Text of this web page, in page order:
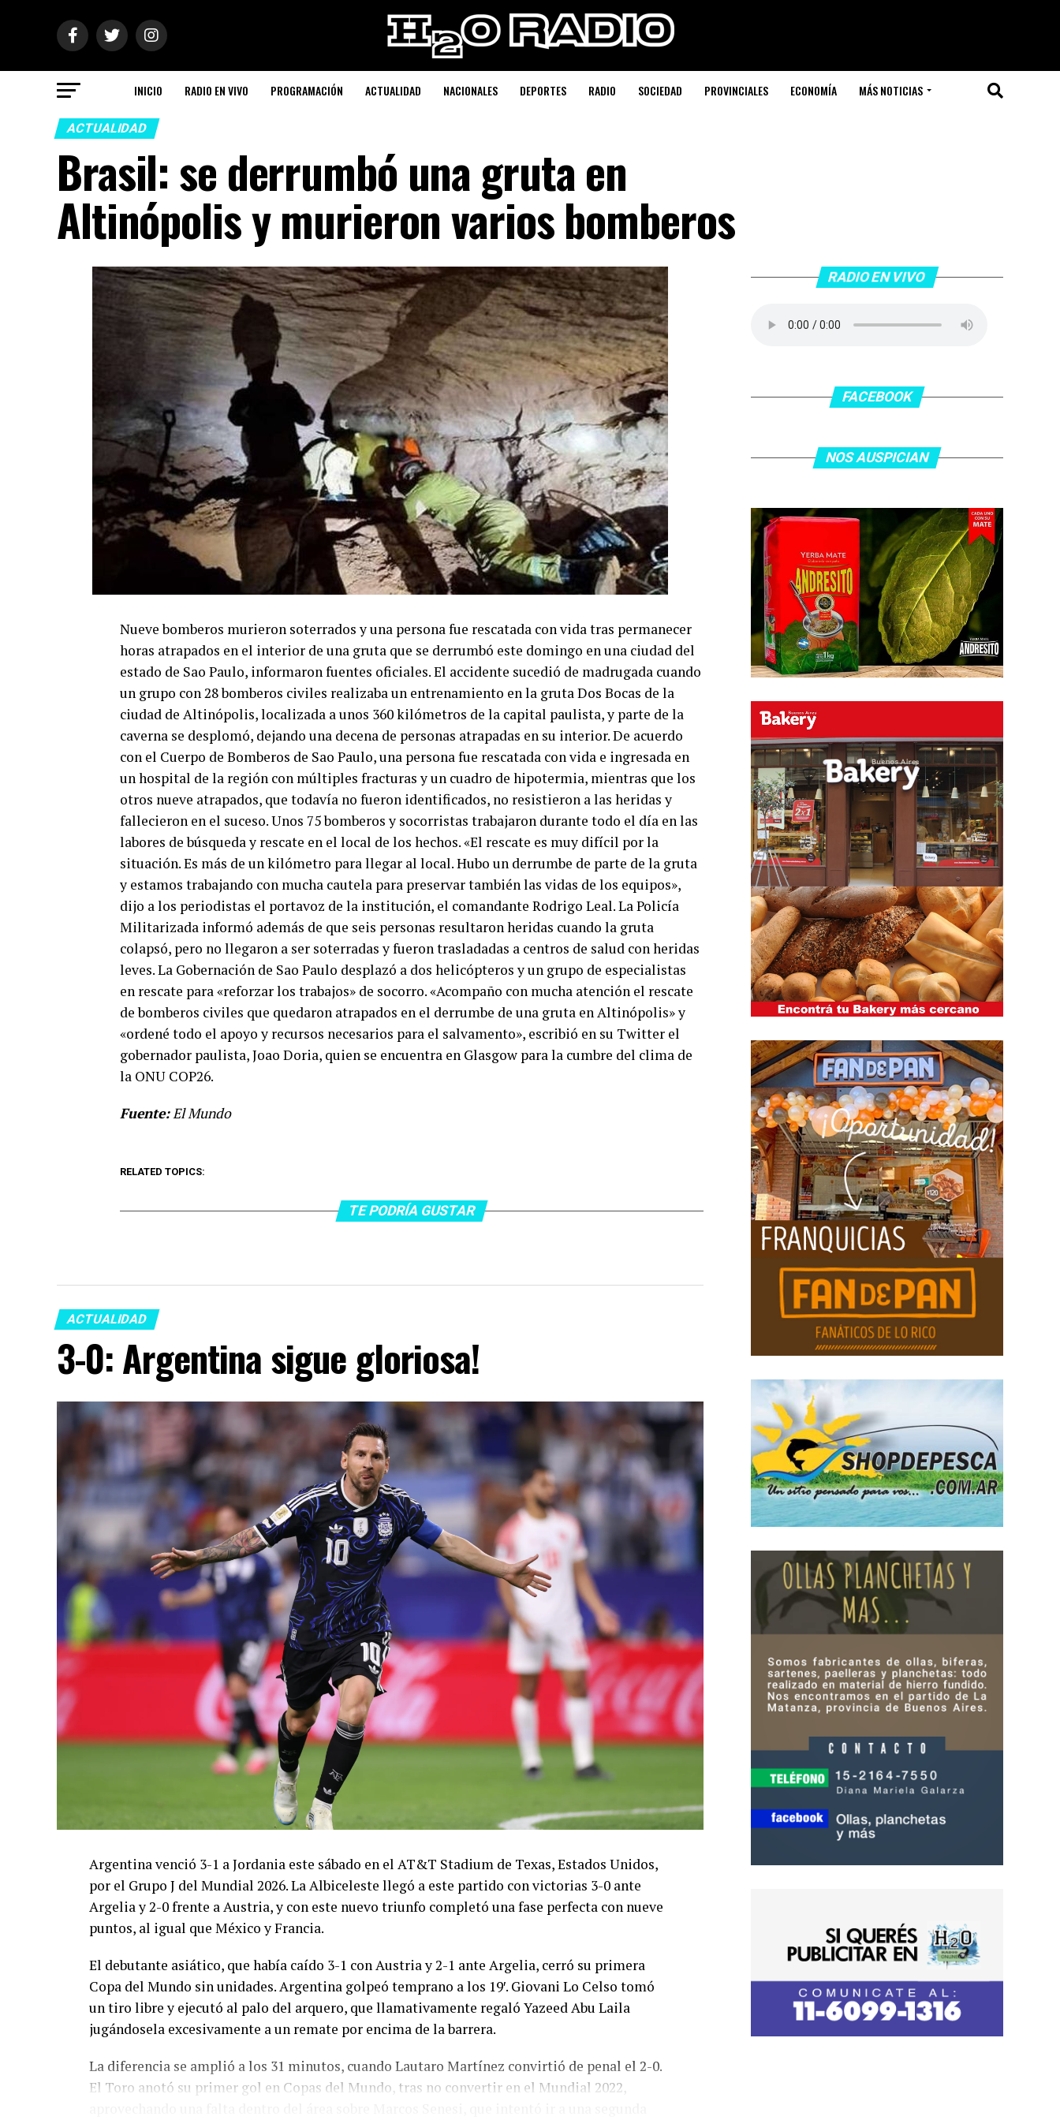
INICIO RADIO EN VIVO PROGRAMACIÓN ACTUALIDAD NACIONALES DEPORTES RADIO SOCIEDAD PROVINCIALES ECONOMÍA MÁS NOTICIAS
ACTUALIDAD
Brasil: se derrumbó una gruta en
Altinópolis y murieron varios bomberos
Nueve bomberos murieron soterrados y una persona fue rescatada con vida tras permanecer
horas atrapados en el interior de una gruta que se derrumbó este domingo en una ciudad del
estado de Sao Paulo, informaron fuentes oficiales. El accidente sucedió de madrugada cuando
un grupo con 28 bomberos civiles realizaba un entrenamiento en la gruta Dos Bocas de la
ciudad de Altinópolis, localizada a unos 360 kilómetros de la capital paulista, y parte de la
caverna se desplomó, dejando una decena de personas atrapadas en su interior. De acuerdo
con el Cuerpo de Bomberos de Sao Paulo, una persona fue rescatada con vida e ingresada en
un hospital de la región con múltiples fracturas y un cuadro de hipotermia, mientras que los
otros nueve atrapados, que todavía no fueron identificados, no resistieron a las heridas y
fallecieron en el suceso. Unos 75 bomberos y socorristas trabajaron durante todo el día en las
labores de búsqueda y rescate en el local de los hechos. «El rescate es muy difícil por la
situación. Es más de un kilómetro para llegar al local. Hubo un derrumbe de parte de la gruta
y estamos trabajando con mucha cautela para preservar también las vidas de los equipos»,
dijo a los periodistas el portavoz de la institución, el comandante Rodrigo Leal. La Policía
Militarizada informó además de que seis personas resultaron heridas cuando la gruta
colapsó, pero no llegaron a ser soterradas y fueron trasladadas a centros de salud con heridas
leves. La Gobernación de Sao Paulo desplazó a dos helicópteros y un grupo de especialistas
en rescate para «reforzar los trabajos» de socorro. «Acompaño con mucha atención el rescate
de bomberos civiles que quedaron atrapados en el derrumbe de una gruta en Altinópolis» y
«ordené todo el apoyo y recursos necesarios para el salvamento», escribió en su Twitter el
gobernador paulista, Joao Doria, quien se encuentra en Glasgow para la cumbre del clima de
la ONU COP26.
Fuente:El Mundo
RELATED TOPICS:
TE PODRÍA GUSTAR
ACTUALIDAD
3-0: Argentina sigue gloriosa!
Argentina venció 3-1 a Jordania este sábado en el AT&T Stadium de Texas, Estados Unidos,
por el Grupo J del Mundial 2026. La Albiceleste llegó a este partido con victorias 3-0 ante
Argelia y 2-0 frente a Austria, y con este nuevo triunfo completó una fase perfecta con nueve
puntos, al igual que México y Francia.
El debutante asiático, que había caído 3-1 con Austria y 2-1 ante Argelia, cerró su primera
Copa del Mundo sin unidades. Argentina golpeó temprano a los 19′. Giovani Lo Celso tomó
un tiro libre y ejecutó al palo del arquero, que llamativamente regaló Yazeed Abu Laila
jugándosela excesivamente a un remate por encima de la barrera.
La diferencia se amplió a los 31 minutos, cuando Lautaro Martínez convirtió de penal el 2-0.
El Toro anotó su primer gol en Copas del Mundo, tras no convertir en el Mundial 2022,
RADIO EN VIVO
FACEBOOK
NOS AUSPICIAN